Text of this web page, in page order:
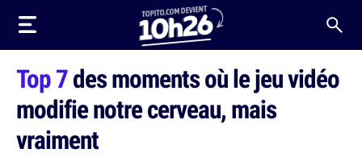
Top 7des moments où le jeu vidéo
modifie notre cerveau, mais
vraiment